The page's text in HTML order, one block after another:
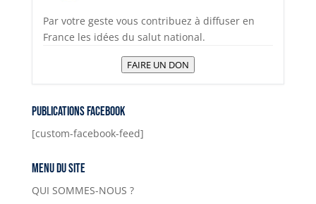
Par votre geste vous contribuez à diffuser en
France les idées du salut national.
FAIRE UN DON
Publications Facebook
[custom-facebook-feed]
Menu du site
QUI SOMMES-NOUS ?